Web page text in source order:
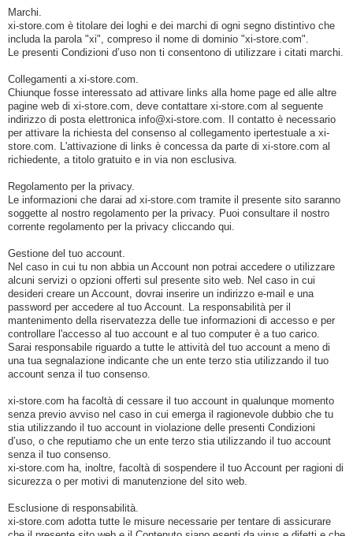
Marchi.
xi-store.com è titolare dei loghi e dei marchi di ogni segno distintivo che
includa la parola "xi", compreso il nome di dominio "xi-store.com".
Le presenti Condizioni d’uso non ti consentono di utilizzare i citati marchi.
Collegamenti a xi-store.com.
Chiunque fosse interessato ad attivare links alla home page ed alle altre
pagine web di xi-store.com, deve contattare xi-store.com al seguente
indirizzo di posta elettronica info@xi-store.com. Il contatto è necessario
per attivare la richiesta del consenso al collegamento ipertestuale a xi-
store.com. L'attivazione di links è concessa da parte di xi-store.com al
richiedente, a titolo gratuito e in via non esclusiva.
Regolamento per la privacy.
Le informazioni che darai ad xi-store.com tramite il presente sito saranno
soggette al nostro regolamento per la privacy. Puoi consultare il nostro
corrente regolamento per la privacy cliccando qui.
Gestione del tuo account.
Nel caso in cui tu non abbia un Account non potrai accedere o utilizzare
alcuni servizi o opzioni offerti sul presente sito web. Nel caso in cui
desideri creare un Account, dovrai inserire un indirizzo e-mail e una
password per accedere al tuo Account. La responsabilità per il
mantenimento della riservatezza delle tue informazioni di accesso e per
controllare l'accesso al tuo account e al tuo computer è a tuo carico.
Sarai responsabile riguardo a tutte le attività del tuo account a meno di
una tua segnalazione indicante che un ente terzo stia utilizzando il tuo
account senza il tuo consenso.
xi-store.com ha facoltà di cessare il tuo account in qualunque momento
senza previo avviso nel caso in cui emerga il ragionevole dubbio che tu
stia utilizzando il tuo account in violazione delle presenti Condizioni
d’uso, o che reputiamo che un ente terzo stia utilizzando il tuo account
senza il tuo consenso.
xi-store.com ha, inoltre, facoltà di sospendere il tuo Account per ragioni di
sicurezza o per motivi di manutenzione del sito web.
Esclusione di responsabilità.
xi-store.com adotta tutte le misure necessarie per tentare di assicurare